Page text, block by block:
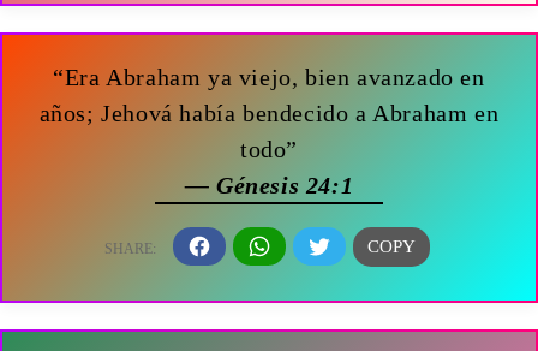
“Era Abraham ya viejo, bien avanzado en
años; Jehová había bendecido a Abraham en
todo”
— Génesis 24:1